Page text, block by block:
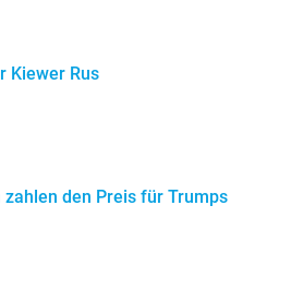
Kiewer Rus
den Preis für Trumps